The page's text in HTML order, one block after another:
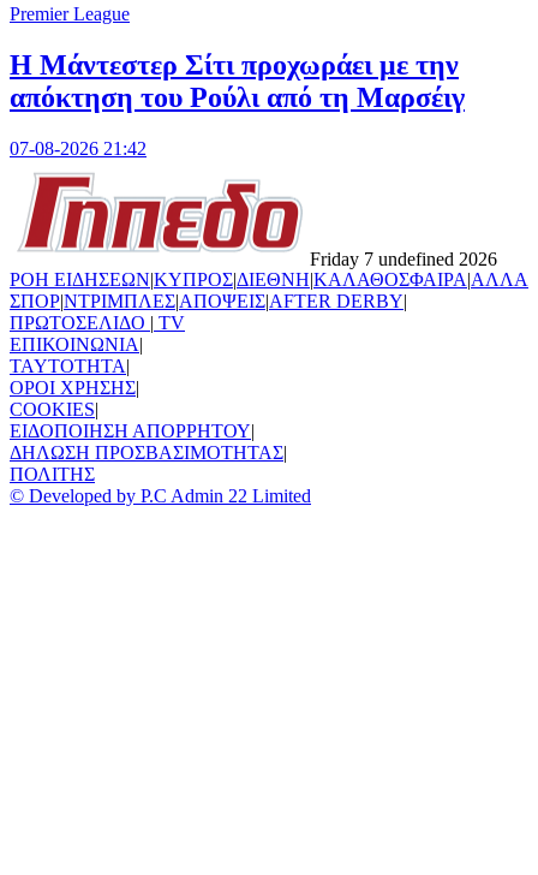
Premier League
Η Μάντεστερ Σίτι προχωράει με την
απόκτηση του Ρούλι από τη Μαρσέιγ
07-08-2026 21:42
Friday 7 undefined 2026
ΡΟΗ ΕΙΔΗΣΕΩΝ|ΚΥΠΡΟΣ|ΔΙΕΘΝΗ|ΚΑΛΑΘΟΣΦΑΙΡΑ|ΑΛΛΑ
ΣΠΟΡ|ΝΤΡΙΜΠΛΕΣ|ΑΠΟΨΕΙΣ|AFTER DERBY|
ΠΡΩΤΟΣΕΛΙΔΟ | TV
ΕΠΙΚΟΙΝΩΝΙΑ|
TAYTOTHTA|
ΟΡΟΙ ΧΡΗΣΗΣ|
COOKIES|
ΕΙΔΟΠΟΙΗΣΗ ΑΠΟΡΡΗΤΟΥ|
ΔΗΛΩΣΗ ΠΡΟΣΒΑΣΙΜΟΤΗΤΑΣ|
ΠΟΛΙΤΗΣ
© Developed by P.C Admin 22 Limited